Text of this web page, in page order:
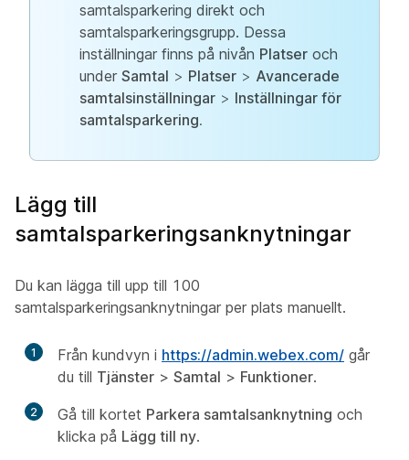
samtalsparkering direkt och
samtalsparkeringsgrupp. Dessa
inställningar finns på nivån Platser och
under Samtal > Platser > Avancerade
samtalsinställningar > Inställningar för
samtalsparkering.
Lägg till
samtalsparkeringsanknytningar
Du kan lägga till upp till 100
samtalsparkeringsanknytningar per plats manuellt.
1 Från kundvyn i https://admin.webex.com/ går
du till Tjänster > Samtal > Funktioner.
2 Gå till kortet Parkera samtalsanknytning och
klicka på Lägg till ny.